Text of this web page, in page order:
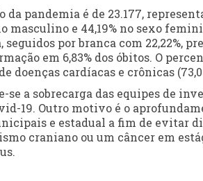
pandemia é de 23.177,
masculino e 44,19% no sexo
por branca com 22,22%,
em 6,83% dos óbitos. O
doenças cardíacas e crônicas
a sobrecarga das equipes de
19. Outro motivo é o
e estadual a fim de evitar
craniano ou um câncer em